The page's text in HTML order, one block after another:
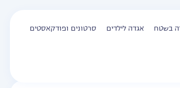
בשטח אגדה לילדים סרטונים ופודקאסטים